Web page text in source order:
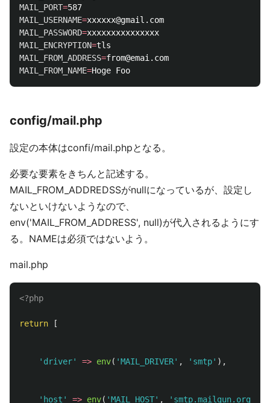
MAIL_PORT=
MAIL_USERNAME=
MAIL_PASSWORD=
MAIL_ENCRYPTION=
MAIL_FROM_ADDRESS=
MAIL_FROM_NAME=
config/mail.php
設定の本体はconfi/mail.phpとなる。
必要な要素をきちんと記述する。
MAIL_FROM_ADDREDSSがnullになっているが、設定し
ないといけないようなので、
env('MAIL_FROM_ADDRESS', null)が代入されるようにす
る。NAMEは必須ではないよう。
mail.php
<?php
return [
'driver' => env( 'MAIL_DRIVER' , 'smtp' ),
'host' => env( 'MAIL_HOST' , 'smtp.mailgun.org'